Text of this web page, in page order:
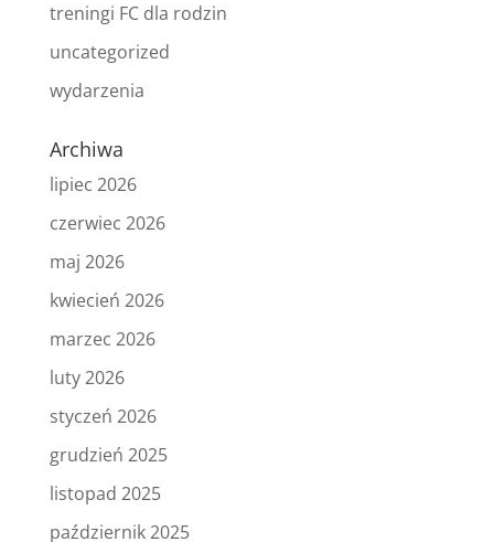
treningi FC dla rodzin
uncategorized
wydarzenia
Archiwa
lipiec 2026
czerwiec 2026
maj 2026
kwiecień 2026
marzec 2026
luty 2026
styczeń 2026
grudzień 2025
listopad 2025
październik 2025